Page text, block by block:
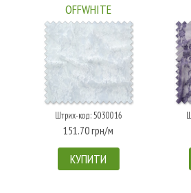
OFFWHITE
Штрих-код: 5030016
151.70 грн/м
КУПИТИ